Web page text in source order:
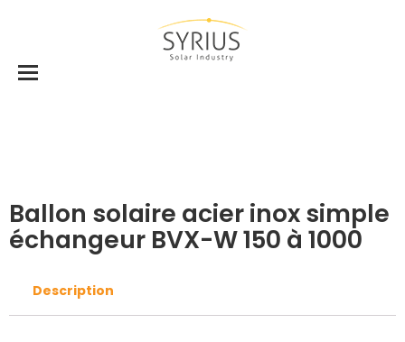
Accueil Ballons Eau chaude sanitaire
Ballon solaire acier inox simple échangeur
BVX-W 150 à 1000
Ballon solaire acier inox simple
échangeur BVX-W 150 à 1000
Description